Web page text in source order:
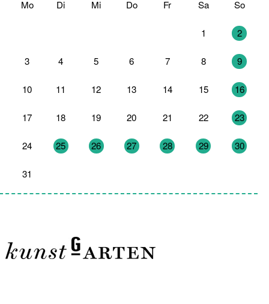
Mo Di Mi Do Fr Sa So
1 2
3 4 5 6 7 8 9
10 11 12 13 14 15 16
17 18 19 20 21 22 23
24 25 26 27 28 29 30
31